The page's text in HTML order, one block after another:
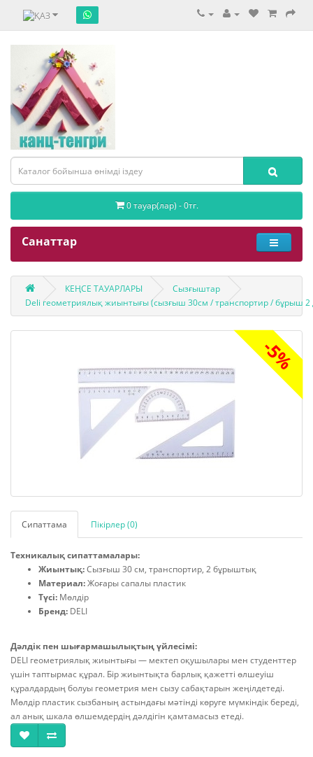
0 тауар(лар) - 0тг.
Санаттар
КЕҢСЕ ТАУАРЛАРЫ
Сызғыштар
Deli геометриялық жиынтығы (сызғыш 30см / транспортир / бұрыш 2
-5%
Сипаттама Пікірлер (0)
Техникалық сипаттамалары:
Жиынтық:Сызғыш 30 см, транспортир, 2 бұрыштық
Материал:Жоғары сапалы пластик
Түсі: Мөлдір
Бренд: DELI
Дәлдік пен шығармашылықтың үйлесімі:
DELI геометриялық жиынтығы — мектеп оқушылары мен студенттер
үшін таптырмас құрал. Бір жиынтықта барлық қажетті өлшеуіш
құралдардың болуы геометрия мен сызу сабақтарын жеңілдетеді.
Мөлдір пластик сызбаның астындағы мәтінді көруге мүмкіндік береді,
ал анық шкала өлшемдердің дәлдігін қамтамасыз етеді.